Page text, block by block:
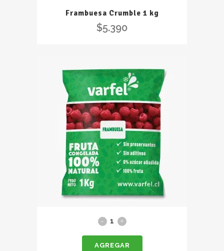
quantity
Frambuesa Crumble 1 kg
$5.390
Frambuesas
1
AGREGAR